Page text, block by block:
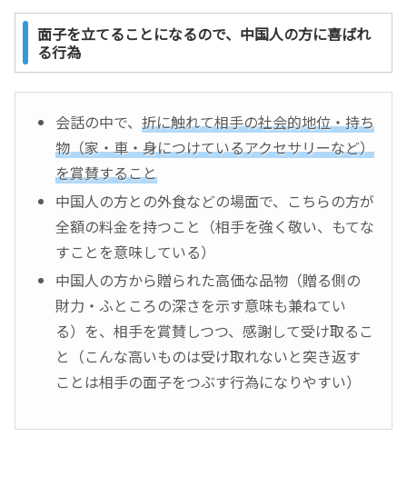
面子を立てることになるので、中国人の方に喜ばれ
る行為
会話の中で、折に触れて相手の社会的地位・持ち
物（家・車・身につけているアクセサリーなど）
を賞賛すること
中国人の方との外食などの場面で、こちらの方が
全額の料金を持つこと（相手を強く敬い、もてな
すことを意味している）
中国人の方から贈られた高価な品物（贈る側の
財力・ふところの深さを示す意味も兼ねてい
る）を、相手を賞賛しつつ、感謝して受け取るこ
と（こんな高いものは受け取れないと突き返す
ことは相手の面子をつぶす行為になりやすい）